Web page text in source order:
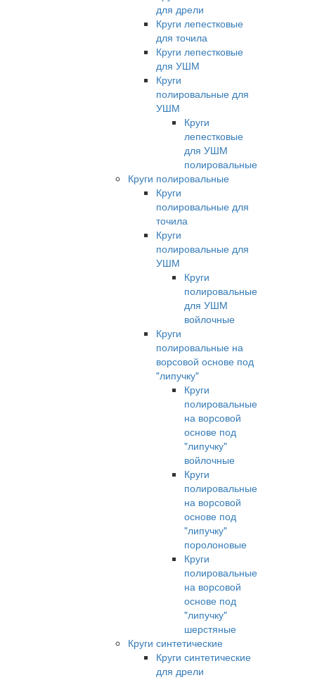
для дрели
Круги лепестковые
для точила
Круги лепестковые
для УШМ
Круги
полировальные для
УШМ
Круги
лепестковые
для УШМ
полировальные
Круги полировальные
Круги
полировальные для
точила
Круги
полировальные для
УШМ
Круги
полировальные
для УШМ
войлочные
Круги
полировальные на
ворсовой основе под
"липучку"
Круги
полировальные
на ворсовой
основе под
"липучку"
войлочные
Круги
полировальные
на ворсовой
основе под
"липучку"
поролоновые
Круги
полировальные
на ворсовой
основе под
"липучку"
шерстяные
Круги синтетические
Круги синтетические
для дрели